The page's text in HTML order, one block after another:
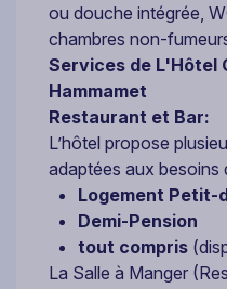
ou douche intégrée,
chambres non-
Services de L'Hôtel
Hammamet
Restaurant et Bar:
L’hôtel propose
adaptées aux besoins
Logement Petit-
Demi-Pension
tout compris
La Salle à Manger